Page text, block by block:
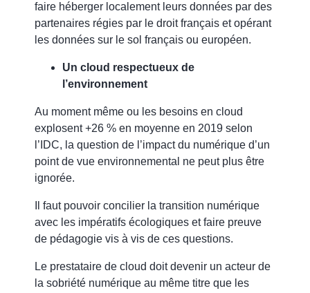
faire héberger localement leurs données par des
partenaires régies par le droit français et opérant
les données sur le sol français ou européen.
Un cloud respectueux de
l’environnement
Au moment même ou les besoins en cloud
explosent +26 % en moyenne en 2019 selon
l’IDC, la question de l’impact du numérique d’un
point de vue environnemental ne peut plus être
ignorée.
Il faut pouvoir concilier la transition numérique
avec les impératifs écologiques et faire preuve
de pédagogie vis à vis de ces questions.
Le prestataire de cloud doit devenir un acteur de
la sobriété numérique au même titre que les